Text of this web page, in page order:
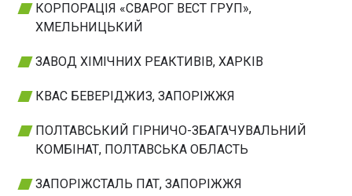
КОРПОРАЦІЯ «СВАРОГ ВЕСТ ГРУП»,
ХМЕЛЬНИЦЬКИЙ
ЗАВОД ХІМІЧНИХ РЕАКТИВІВ, ХАРКІВ
КВАС БЕВЕРІДЖИЗ, ЗАПОРІЖЖЯ
ПОЛТАВСЬКИЙ ГІРНИЧО-ЗБАГАЧУВАЛЬНИЙ
КОМБІНАТ, ПОЛТАВСЬКА ОБЛАСТЬ
ЗАПОРІЖСТАЛЬ ПАТ, ЗАПОРІЖЖЯ